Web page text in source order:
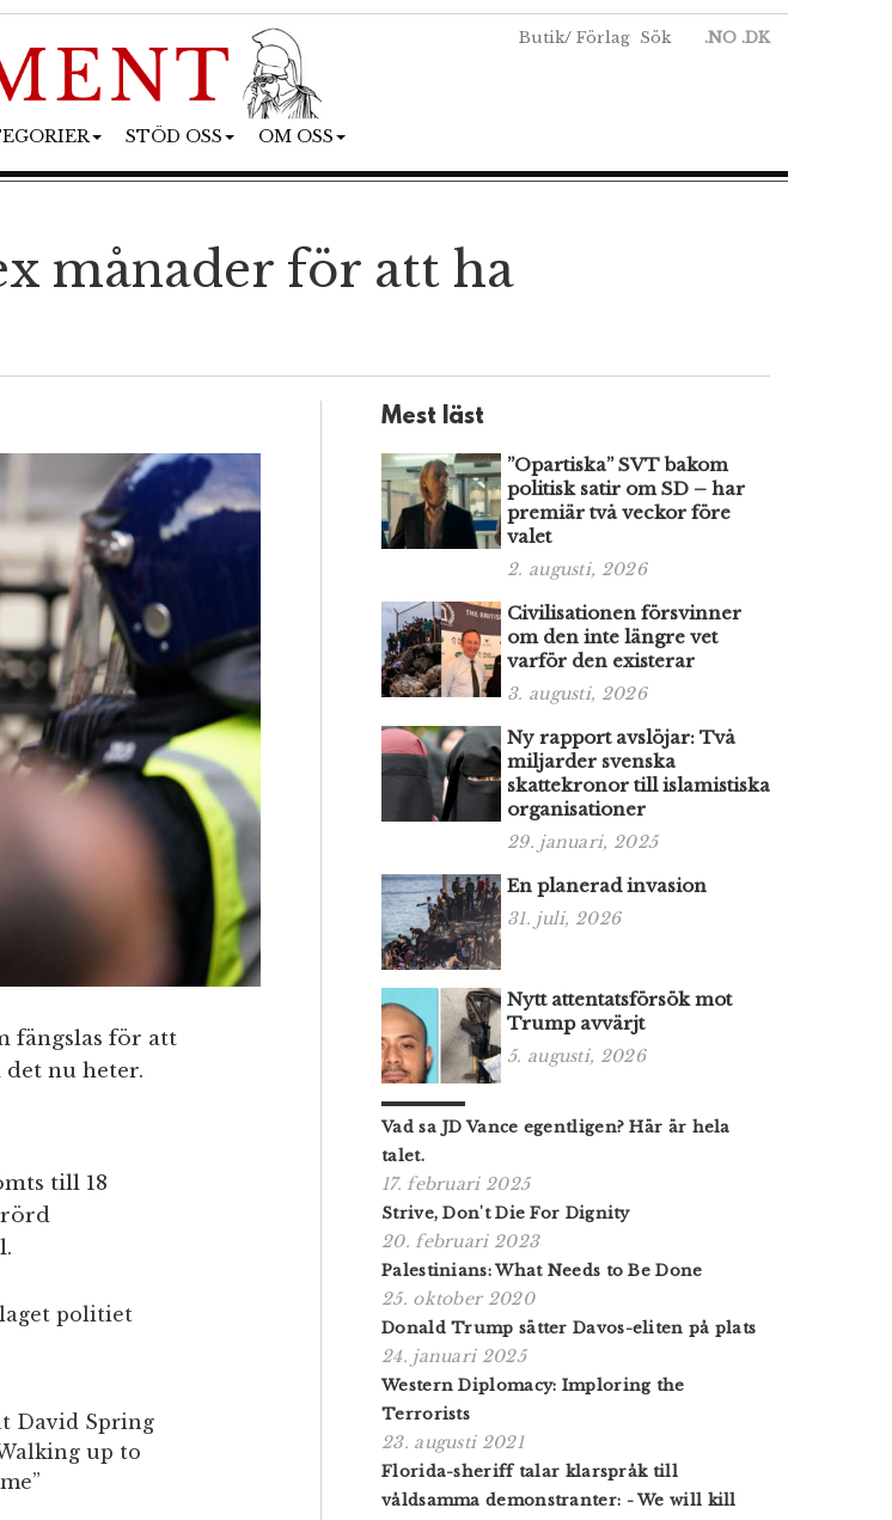
Butik/ Förlag Sök .NO .DK
STÖD OSS OM OSS
månader för att ha
fängslas för att
nu heter.
till 18
politiet
David Spring
up to
Mest läst
”Opartiska” SVT bakom
politisk satir om SD – har
premiär två veckor före
valet
2. augusti, 2026
Civilisationen försvinner
om den inte längre vet
varför den existerar
3. augusti, 2026
Ny rapport avslöjar: Två
miljarder svenska
skattekronor till islamistiska
organisationer
29. januari, 2025
En planerad invasion
31. juli, 2026
Nytt attentatsförsök mot
Trump avvärjt
5. augusti, 2026
Vad sa JD Vance egentligen? Här är hela
talet.
17. februari 2025
Strive, Don't Die For Dignity
20. februari 2023
Palestinians: What Needs to Be Done
25. oktober 2020
Donald Trump sätter Davos-eliten på plats
24. januari 2025
Western Diplomacy: Imploring the
Terrorists
23. augusti 2021
Florida-sheriff talar klarspråk till
våldsamma demonstranter: - We will kill